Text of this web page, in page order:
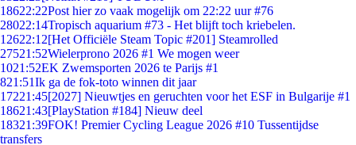
18622:22Post hier zo vaak mogelijk om 22:22 uur #76
28022:14Tropisch aquarium #73 - Het blijft toch kriebelen.
12622:12[Het Officiële Steam Topic #201] Steamrolled
27521:52Wielerprono 2026 #1 We mogen weer
1021:52EK Zwemsporten 2026 te Parijs #1
821:51Ik ga de fok-toto winnen dit jaar
17221:45[2027] Nieuwtjes en geruchten voor het ESF in Bulgarije #1
18621:43[PlayStation #184] Nieuw deel
18321:39FOK! Premier Cycling League 2026 #10 Tussentijdse
transfers